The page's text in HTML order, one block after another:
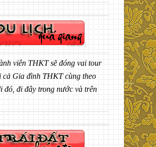
viên THKT sẽ đóng vai tour
cả Gia đình THKT cùng theo
đó, đi đây trong nước và trên